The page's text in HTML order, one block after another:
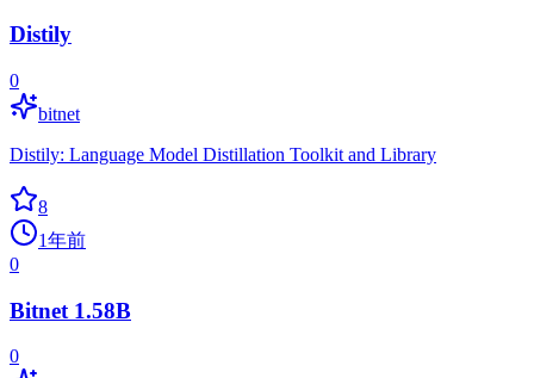
Distily
0
bitnet
Distily: Language Model Distillation Toolkit and Library
8
1年前
0
Bitnet 1.58B
0